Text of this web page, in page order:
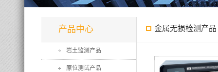
产品中心
岩土监测产品
原位测试产品
金属无损检测产品